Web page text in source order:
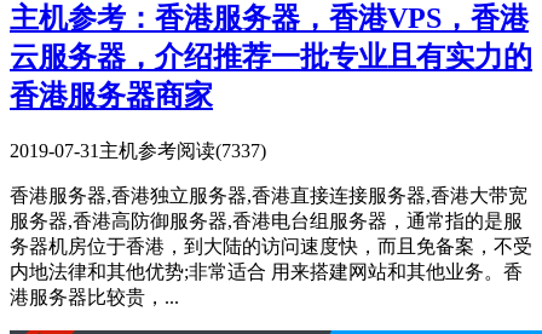
主机参考：香港服务器，香港VPS，香港
云服务器，介绍推荐一批专业且有实力的
香港服务器商家
2019-07-31 主机参考阅读(7337)
香港服务器,香港独立服务器,香港直接连接服务器,香港大带宽
服务器,香港高防御服务器,香港电台组服务器，通常指的是服
务器机房位于香港，到大陆的访问速度快，而且免备案，不受
内地法律和其他优势;非常适合 用来搭建网站和其他业务。香
港服务器比较贵，...